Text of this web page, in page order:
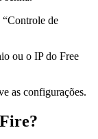
“Controle de
ou o IP do Free
as configurações.